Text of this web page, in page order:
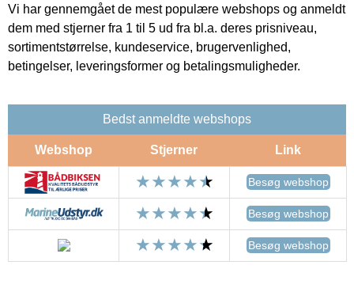
Vi har gennemgået de mest populære webshops og anmeldt
dem med stjerner fra 1 til 5 ud fra bl.a. deres prisniveau,
sortimentstørrelse, kundeservice, brugervenlighed,
betingelser, leveringsformer og betalingsmuligheder.
Bedst anmeldte webshops
Webshop Stjerner Link
Besøg webshop
Besøg webshop
Besøg webshop